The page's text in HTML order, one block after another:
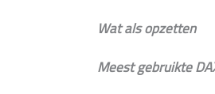
Wat als opzetten
Meest gebruikte